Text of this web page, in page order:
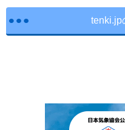
tenki.jp